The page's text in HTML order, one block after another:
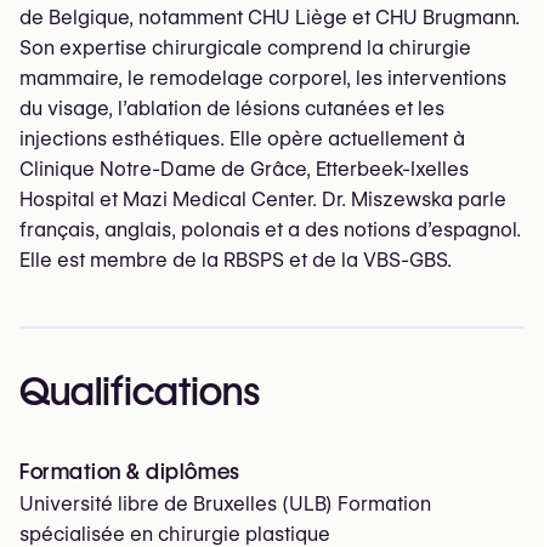
de Belgique, notamment CHU Liège et CHU Brugmann.
Son expertise chirurgicale comprend la chirurgie
mammaire, le remodelage corporel, les interventions
du visage, l’ablation de lésions cutanées et les
injections esthétiques. Elle opère actuellement à
Clinique Notre-Dame de Grâce, Etterbeek-Ixelles
Hospital et Mazi Medical Center. Dr. Miszewska parle
français, anglais, polonais et a des notions d’espagnol.
Elle est membre de la RBSPS et de la VBS-GBS.
Qualifications
Formation & diplômes
Université libre de Bruxelles (ULB) Formation
spécialisée en chirurgie plastique